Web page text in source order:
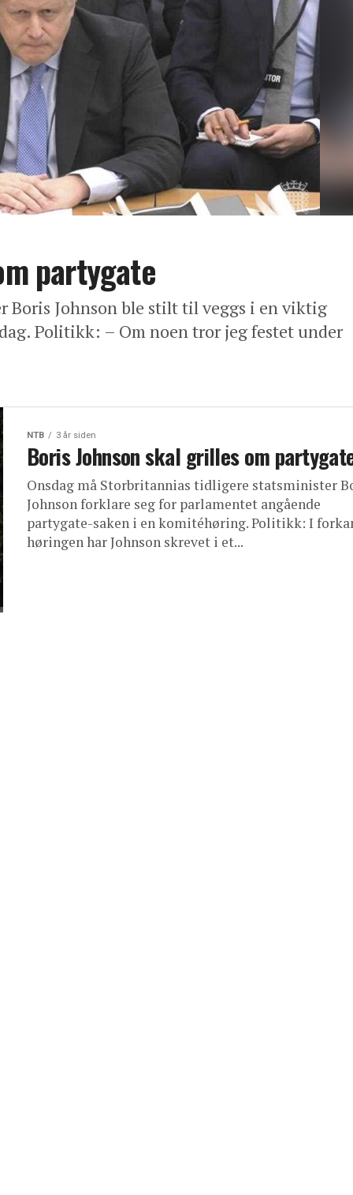
partygate
Johnson ble stilt til veggs i en viktig
Politikk: – Om noen tror jeg festet under
NTB 3 år siden
Boris Johnson skal grilles om
Onsdag må Storbritannias tidligere statsminister
Johnson forklare seg for parlamentet angående
partygate-saken i en komitéhøring. Politikk: I
høringen har Johnson skrevet i et...